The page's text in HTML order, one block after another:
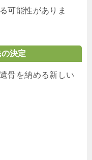
可能性がありま
決定
骨を納める新しい